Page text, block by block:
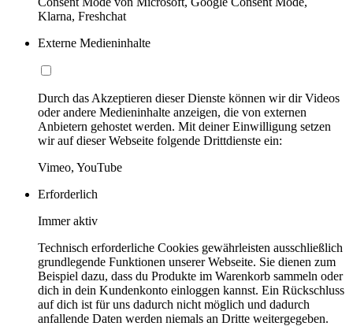
Klarna, Freshchat
Externe Medieninhalte
Durch das Akzeptieren dieser Dienste können wir dir Videos
oder andere Medieninhalte anzeigen, die von externen
Anbietern gehostet werden. Mit deiner Einwilligung setzen
wir auf dieser Webseite folgende Drittdienste ein:
Vimeo, YouTube
Erforderlich
Immer aktiv
Technisch erforderliche Cookies gewährleisten ausschließlich
grundlegende Funktionen unserer Webseite. Sie dienen zum
Beispiel dazu, dass du Produkte im Warenkorb sammeln oder
dich in dein Kundenkonto einloggen kannst. Ein Rückschluss
auf dich ist für uns dadurch nicht möglich und dadurch
anfallende Daten werden niemals an Dritte weitergegeben.